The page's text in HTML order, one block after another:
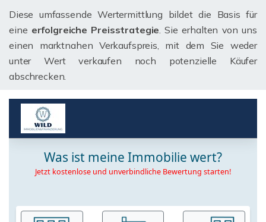
Diese umfassende Wertermittlung bildet die Basis für
eine erfolgreiche Preisstrategie. Sie erhalten von uns
einen marktnahen Verkaufspreis, mit dem Sie weder
unter Wert verkaufen noch potenzielle Käufer
abschrecken.